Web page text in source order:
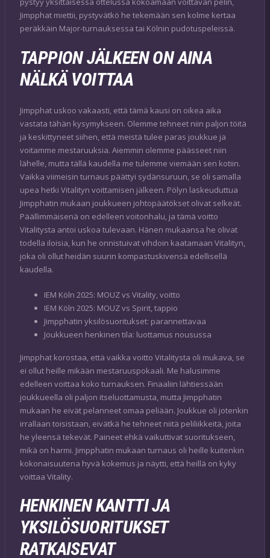
Jimpphat miettii, pystyvätkö he tekemään sen kolme kertaa
peräkkäin Major-turnauksessa tai Kölnin pudotuspeleissä.
TAPPION JÄLKEEN ON AINA
NÄLKÄ VOITTAA
Jimpphat uskoo vakaasti, että tämä kausi on oikea aika
vastata tähän kysymykseen. Olemme tehneet niin paljon töitä
ja keskittyneet siihen, että meistä tulee paras joukkue ja
voitamme mestaruuksia. Aiemmin olemme päässeet niin
lähelle, mutta tällä kaudella me tulemme viemään sen kotiin.
Vaikka viimeisin turnaus päättyi sydänsuruun, se oli samalla
upea hetki Vitalityn voittamisen jälkeen. Pölyn laskeuduttua
Jimpphatin mukaan joukkueen johtopäätökset olivat selkeät.
Päällimmäisenä on edelleen voitonhalu, ja tämä voitto
Vitalitysta antoi uskoa tulevaan. Hänen mukaansa he olivat
todella iloisia, kun he onnistuivat vihdoin kaatamaan Vitalityn,
joka oli ollut heidän suurin kompastuskivensä edellisellä
kaudella.
IEM Köln 2025: MOUZ vs Vitality, voitto
IEM Köln 2025: MOUZ vs Spirit, tappio
Jimpphatin yksilösuoritukset: parannettavaa
Joukkueen henkinen tila: luottamus nousussa
Jimpphat korostaa, että vaikka voitto Vitalitysta oli mukava, se
ei ollut heille mikään mestaruuspokaali. Me halusimme
edelleen voittaa koko turnauksen. Finaaliin lähtiessään
joukkueella oli paljon itseluottamusta, mutta Jimpphatin
mukaan he eivät pelanneet omaa peliään. Joukkue oli jotenkin
irrallaan toisistaan, eivätkä he tehneet niitä peliliikkeitä, joita
he yleensä tekevät. Paineet ehkä vaikuttivat suoritukseen,
mikä on harmi. Jimpphatin mukaan turnaus oli heille kuitenkin
kokonaisuutena hyvä kokemus ja näytti, että heillä on kyky
voittaa Vitality.
HENKINEN KANTTI JA
YKSILÖSUORITUKSET
RATKAISEVAT